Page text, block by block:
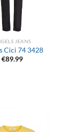
JEANS
Cici 74 3428
€89.99